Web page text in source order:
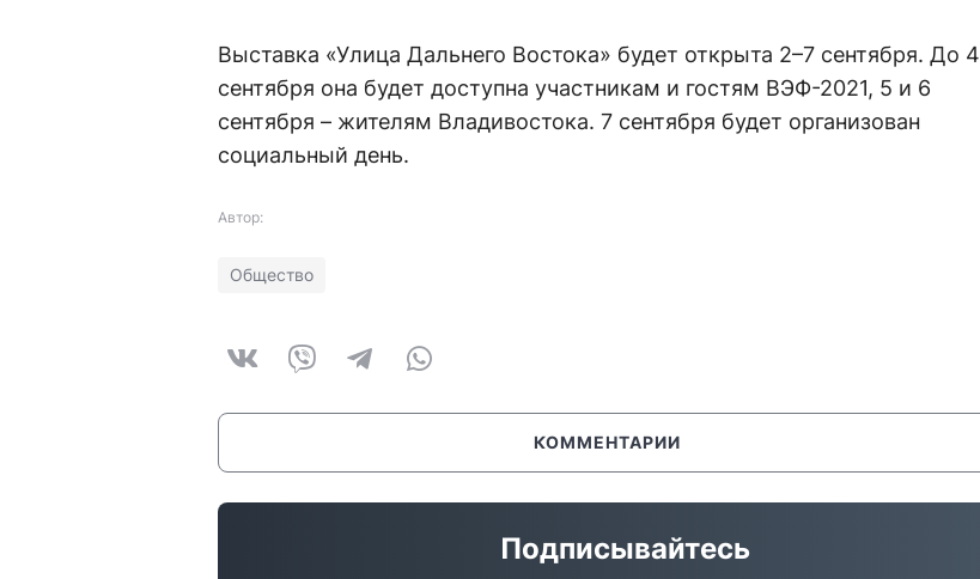
Выставка «Улица Дальнего Востока» будет открыта 2–7 сентября. До 4
сентября она будет доступна участникам и гостям ВЭФ-2021, 5 и 6
сентября – жителям Владивостока. 7 сентября будет организован
социальный день.
Автор:
Общество
КОММЕНТАРИИ
Подписывайтесь